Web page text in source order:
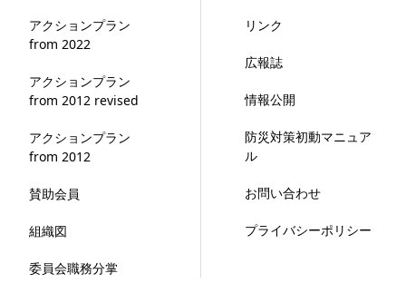
アクションプラン
from 2022
アクションプラン
from 2012 revised
アクションプラン
from 2012
賛助会員
組織図
委員会職務分掌
リンク
広報誌
情報公開
防災対策初動マニュア
ル
お問い合わせ
プライバシーポリシー